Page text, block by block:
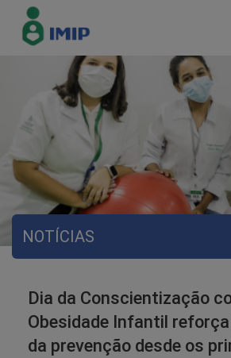
NOTÍCIAS
Dia da Conscientização
Obesidade Infantil
da prevenção desde os